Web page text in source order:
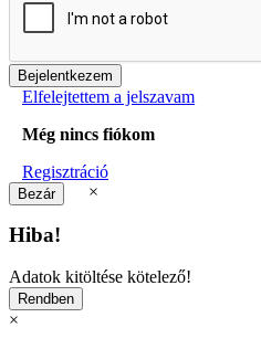
Elfelejtettem a jelszavam
Még nincs fiókom
Regisztráció
×
Hiba!
Adatok kitöltése kötelező!
×